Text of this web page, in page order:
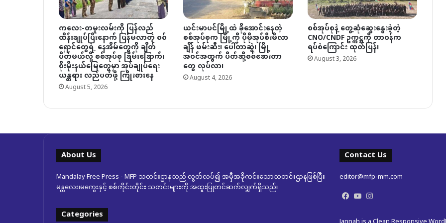
ကလေး-တမူးလမ်းကို ပြန်လည်
ထိန်းချုပ်ပြီးနောက် ပြန်မလာတဲ့ စစ်
ရှောင်တွေရဲ့ နေအိမ်တွေကို ချိတ်
ပိတ်မယ်လို့ စစ်အုပ်စု ခြိမ်းခြောက်၊
စိုးမိုးနယ်မြေတွေမှာ အုပ်ချုပ်ရေး
ယန္တရား လည်ပတ်ဖို့ ကြိုးစားနေ
August 5, 2026
ယင်းမာပင်မြို့ထဲ ခိုအောင်းနေတဲ့
စစ်အုပ်စုက မြို့ကို ပိုမိုအုပ်စီးမိလာ
ချိန် ဖမ်းဆီး၊ ပေါ်တာဆွဲ၊ မြို့
အဝင်အထွက် ပိတ်ဆို့စစ်ဆေးတာ
တွေ လုပ်လာ၊
August 4, 2026
စစ်အုပ်စုနဲ့ တွေ့ဆုံဆွေးနွေးခဲ့တဲ့
CNO/CNDF ဥက္ကဋ္ဌကို တာဝန်က
ရပ်စဲကြောင်း ထုတ်ပြန်၊
August 3, 2026
About Us
Mandalay Free Press - MFP သတင်းဌာနသည် လွတ်လပ်၍ အမှီအခိုကင်းသောသတင်းဌာနဖြစ်ပြီး
မန္တလေး၊မကွေးနှင့် စစ်ကိုင်းတိုင်း သတင်းများကို အထူးပြုတင်ဆက်လျှက်ရှိသည်။
Categories
Contact Us
editor@mfp-mm.com
Facebook
YouTube